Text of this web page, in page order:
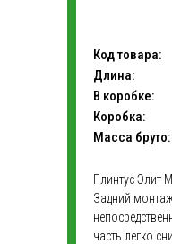
Плинтус Элит
Задний
часть легко
Код товара:
Длина:
В коробке:
Коробка:
Масса бруто: